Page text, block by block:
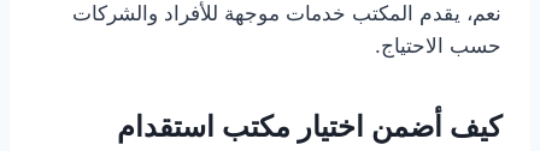
نعم، يقدم المكتب خدمات موجهة للأفراد والشركات
حسب الاحتياج.
كيف أضمن اختيار مكتب استقدام